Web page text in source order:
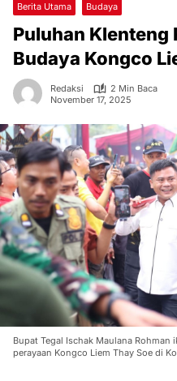
Berita Utama Budaya
Puluhan Klenteng
Budaya Kongco
Redaksi
2 Min Baca
November 17, 2025
Bupat Tegal Ischak Maulana
perayaan Kongco Liem Thay Soe di